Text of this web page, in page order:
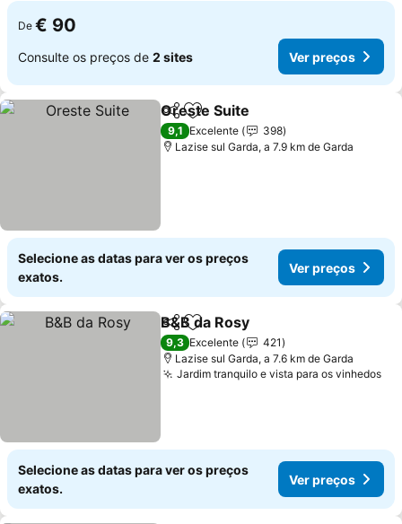
De € 90
Consulte os preços de 2 sites Ver preços
PartilharAdicionar aos favoritos
Oreste Suite
9,1 Excelente
398
Lazise sul Garda, a 7.9 km de Garda
Selecione as datas para ver os preços
exatos.
Ver preços
PartilharAdicionar aos favoritos
B&B da Rosy
9,3 Excelente
421
Lazise sul Garda, a 7.6 km de Garda
Jardim tranquilo e vista para os vinhedos
Selecione as datas para ver os preços
exatos.
Ver preços